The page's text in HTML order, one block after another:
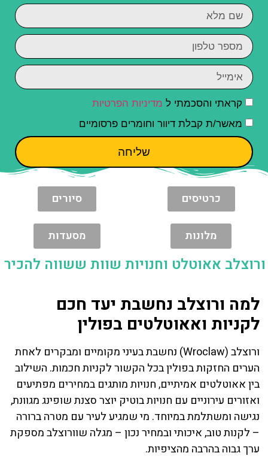
קראתי והסכמתי ל מדיניות הפרטיות
מאשר/ת קבלת דיוור וחומרים פרסומיים
שליחה
כרטיסים סיורים
מלונות מסעדות
ורוצלב אאוטלט וחנויות שוות ששווה להכיר
למה ורוצלב נחשבת יעד חכם
לקניות ואאוטלטים בפולין
ורוצלב (Wroclaw) נחשבת בעיני מקומיים ומבקרים לאחת
הערים החזקות בפולין בכל הקשור לקניות חכמות. השילוב
בין אאוטלטים אמיתיים, חנויות מותגים במחירים מפתיעים
ואזורים עירוניים עם חנויות בוטיק יוצר סצנת שופינג מגוונת,
נגישה ומשתלמת במיוחד. מי שמגיע לעיר עם מטרה ברורה
– לקנות טוב, איכותי ובמחיר נכון – מגלה שוורוצלב מספקת
ערך גבוה בהרבה מהציפיות.